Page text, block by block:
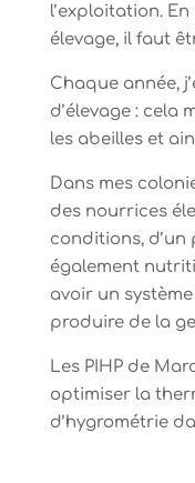
l’exploitation.
élevage, il faut
Chaque année,
d’élevage : cela
les abeilles et
Dans mes
des nourrices
conditions,
également
avoir un
produire de la
Les PIHP de
optimiser la
d’hygrométrie